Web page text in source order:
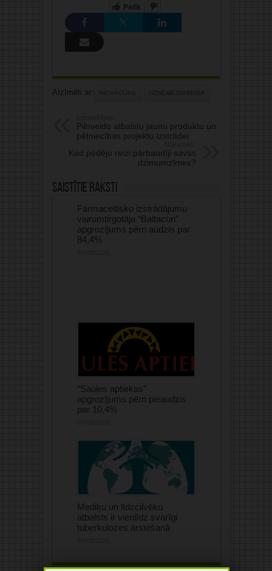
Patīk
Atzīmēti ar: INOVĀCIJAS UZŅĒMĒJDARBĪBA
Pilnveido atbalstu jaunu produktu un
pētniecības projektu izstrādei
Kad pēdējo reizi pārbaudīji savas
dzimumzīmes?
Saistītie raksti
Farmaceitisko izstrādājumu
vairumtirgotāja “Baltacon”
apgrozījums pērn audzis par
84,4%
“Saules aptiekas”
apgrozījums pērn pieaudzis
par 10,4%
Mediķu un līdzcilvēku
atbalsts ir vienlīdz svarīgi
tuberkulozes ārstēšanā